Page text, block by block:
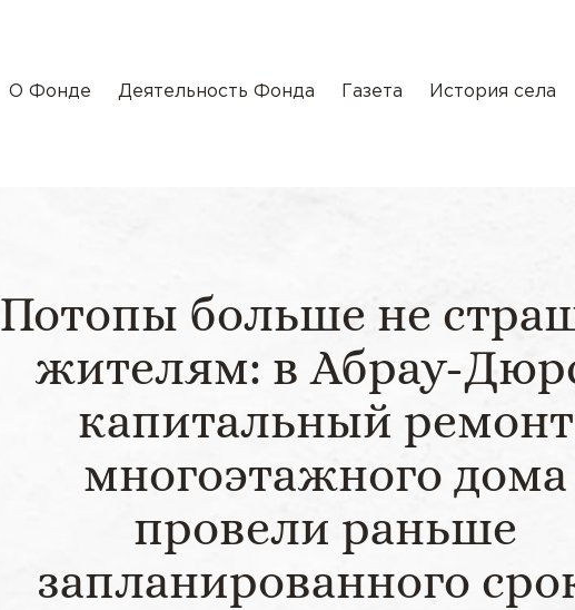
О Фонде Деятельность Фонда Газета История села
Потопы больше не
жителям: в Абрау-
капитальный ремонт
многоэтажного дома
провели раньше
запланированного